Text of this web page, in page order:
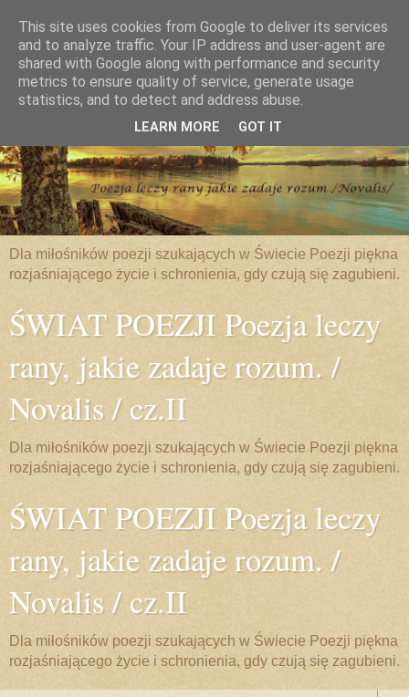
Dla miłośników poezji szukających w Świecie Poezji piękna
rozjaśniającego życie i schronienia, gdy czują się zagubieni.
ŚWIAT POEZJI Poezja leczy
rany, jakie zadaje rozum. /
Novalis / cz.II
Dla miłośników poezji szukających w Świecie Poezji piękna
rozjaśniającego życie i schronienia, gdy czują się zagubieni.
ŚWIAT POEZJI Poezja leczy
rany, jakie zadaje rozum. /
Novalis / cz.II
Dla miłośników poezji szukających w Świecie Poezji piękna
rozjaśniającego życie i schronienia, gdy czują się zagubieni.
This site uses cookies from Google to deliver its services
and to analyze traffic. Your IP address and user-agent are
shared with Google along with performance and security
metrics to ensure quality of service, generate usage
statistics, and to detect and address abuse.
LEARN MORE GOT IT